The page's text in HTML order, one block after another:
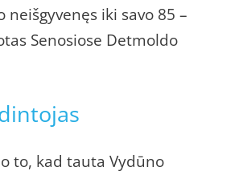
neišgyvenęs iki savo 85 –
Senosiose Detmoldo
to, kad tauta Vydūno